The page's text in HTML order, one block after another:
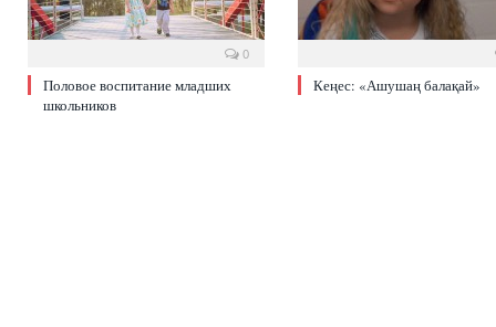
0
Половое воспитание младших
школьников
Кеңес: «Ашушаң балақай»